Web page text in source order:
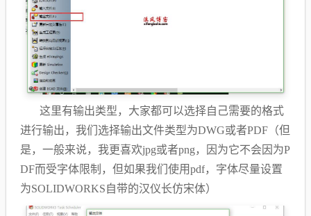
这里有输出类型，大家都可以选择自己需要的格式
进行输出， 我们选择输出文件类型为DWG或者PDF （但
是，一般来说，我更喜欢jpg或者png ，因为它不会因为P
DF而受字体限制，但如果我们使用pdf，字体尽量设置
为SOLIDWORKS自带的汉仪长仿宋体）